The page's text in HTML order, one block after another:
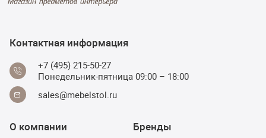
Контактная информация
+7 (495) 215-50-27
Понедельник-пятница 09:00 – 18:00
sales@mebelstol.ru
О компании
Бренды